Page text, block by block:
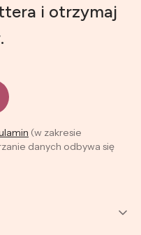
i otrzymaj
(w zakresie
danych odbywa się